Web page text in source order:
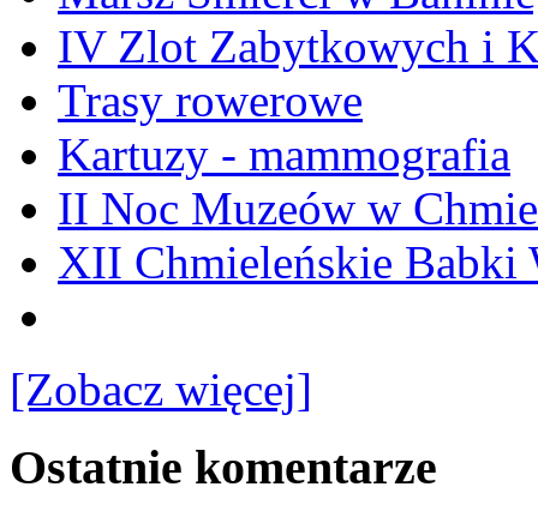
IV Zlot Zabytkowych i
Trasy rowerowe
Kartuzy - mammografia
II Noc Muzeów w
XII Chmieleńskie Babki
[Zobacz więcej]
Ostatnie komentarze